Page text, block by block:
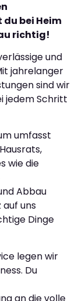
bei Heim
richtig!
und
jahrelanger
sind wir
jedem Schritt
umfasst
wie die
Abbau
auf uns
Dinge
legen wir
Du
an die volle